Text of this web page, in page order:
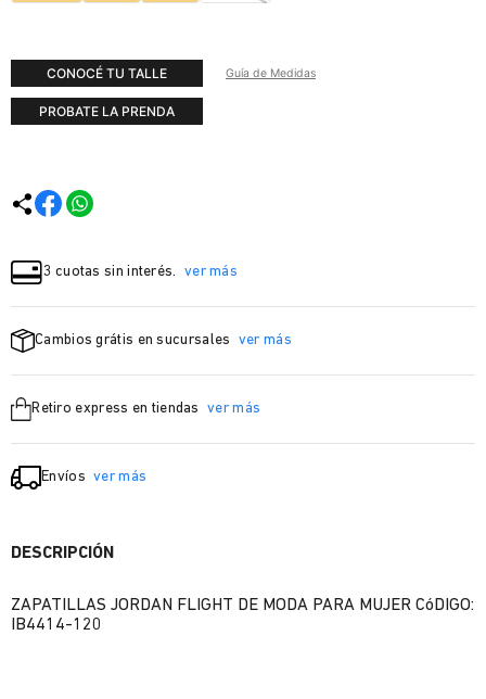
CONOCÉ TU TALLE Guía de Medidas
PROBATE LA PRENDA
3 cuotas sin interés. ver más
Cambios grátis en sucursales ver más
Retiro express en tiendas ver más
Envíos ver más
DESCRIPCIÓN
ZAPATILLAS JORDAN FLIGHT DE MODA PARA MUJER CóDIGO:
IB4414-120